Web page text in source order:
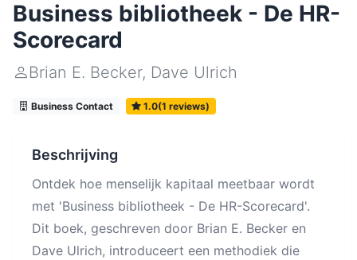
Business bibliotheek - De HR-
Scorecard
Brian E. Becker, Dave Ulrich
Business Contact 1.0(1 reviews)
Beschrijving
Ontdek hoe menselijk kapitaal meetbaar wordt
met 'Business bibliotheek - De HR-Scorecard'.
Dit boek, geschreven door Brian E. Becker en
Dave Ulrich, introduceert een methodiek die